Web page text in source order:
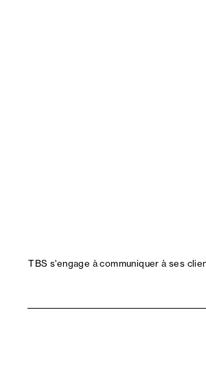
TBS s'engage à communiquer à ses